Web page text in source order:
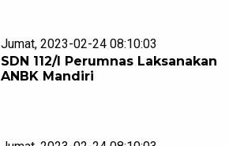
Jumat, 2023-02-24 08:10:03
SDN 112/I Perumnas Laksanakan
ANBK Mandiri